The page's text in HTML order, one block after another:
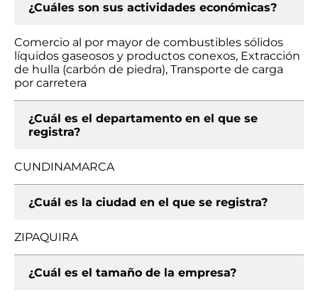
¿Cuáles son sus actividades económicas?
Comercio al por mayor de combustibles sólidos
líquidos gaseosos y productos conexos, Extracción
de hulla (carbón de piedra), Transporte de carga
por carretera
¿Cuál es el departamento en el que se
registra?
CUNDINAMARCA
¿Cuál es la ciudad en el que se registra?
ZIPAQUIRA
¿Cuál es el tamaño de la empresa?